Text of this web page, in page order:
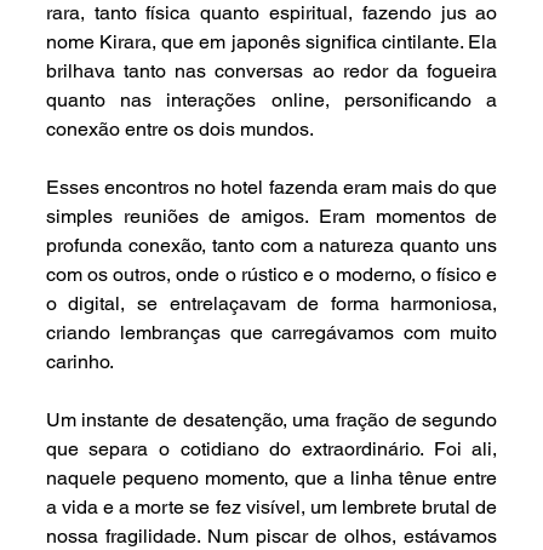
rara, tanto física quanto espiritual, fazendo jus ao
nome Kirara, que em japonês significa cintilante. Ela
brilhava tanto nas conversas ao redor da fogueira
quanto nas interações online, personificando a
conexão entre os dois mundos.
Esses encontros no hotel fazenda eram mais do que
simples reuniões de amigos. Eram momentos de
profunda conexão, tanto com a natureza quanto uns
com os outros, onde o rústico e o moderno, o físico e
o digital, se entrelaçavam de forma harmoniosa,
criando lembranças que carregávamos com muito
carinho.
Um instante de desatenção, uma fração de segundo
que separa o cotidiano do extraordinário. Foi ali,
naquele pequeno momento, que a linha tênue entre
a vida e a morte se fez visível, um lembrete brutal de
nossa fragilidade. Num piscar de olhos, estávamos